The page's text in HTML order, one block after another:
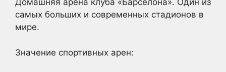
Домашняя арена клуба «Барселона». Один из
самых больших и современных стадионов в
мире.
Значение спортивных арен: